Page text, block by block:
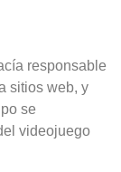
responsable
sitios web, y
se
videojuego